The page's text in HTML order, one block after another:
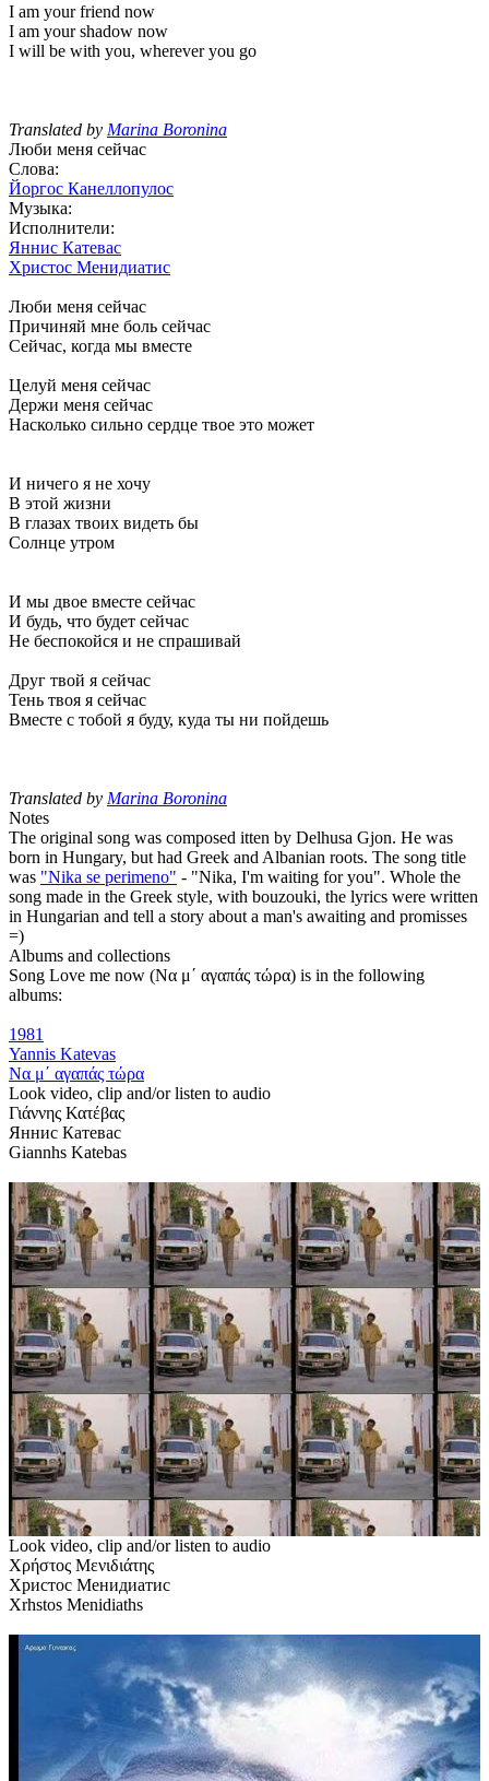
I am your friend now
I am your shadow now
I will be with you, wherever you go
Translated by Marina Boronina
Люби меня сейчас
Слова:
Йоргос Канеллопулос
Музыка:
Исполнители:
Яннис Катевас
Христос Менидиатис
Люби меня сейчас
Причиняй мне боль сейчас
Сейчас, когда мы вместе
Целуй меня сейчас
Держи меня сейчас
Насколько сильно сердце твое это может
И ничего я не хочу
В этой жизни
В глазах твоих видеть бы
Солнце утром
И мы двое вместе сейчас
И будь, что будет сейчас
Не беспокойся и не спрашивай
Друг твой я сейчас
Тень твоя я сейчас
Вместе с тобой я буду, куда ты ни пойдешь
Translated by Marina Boronina
Notes
The original song was composed itten by Delhusa Gjon. He was
born in Hungary, but had Greek and Albanian roots. The song title
was "Nika se perimeno" - "Nika, I'm waiting for you". Whole the
song made in the Greek style, with bouzouki, the lyrics were written
in Hungarian and tell a story about a man's awaiting and promisses
=)
Albums and collections
Song Love me now (Να μ΄ αγαπάς τώρα) is in the following
albums:
1981
Yannis Katevas
Να μ΄ αγαπάς τώρα
Look video, clip and/or listen to audio
Γιάννης Κατέβας
Яннис Катевас
Giannhs Katebas
Look video, clip and/or listen to audio
Χρήστος Μενιδιάτης
Христос Менидиатис
Xrhstos Menidiaths